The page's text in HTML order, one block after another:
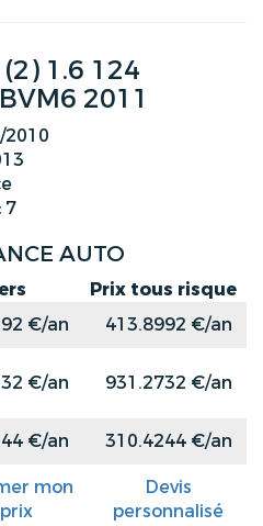
1.6 124
2011
2010
7
AUTO
Prix tous risque
€/an
413.8992 €/an
€/an 931.2732 €/an
€/an 310.4244 €/an
mon
prix
Devis
personnalisé